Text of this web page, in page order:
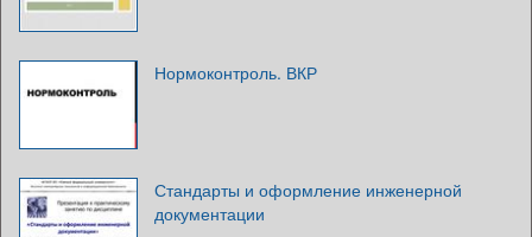
Нормоконтроль. ВКР
Стандарты и оформление инженерной
документации